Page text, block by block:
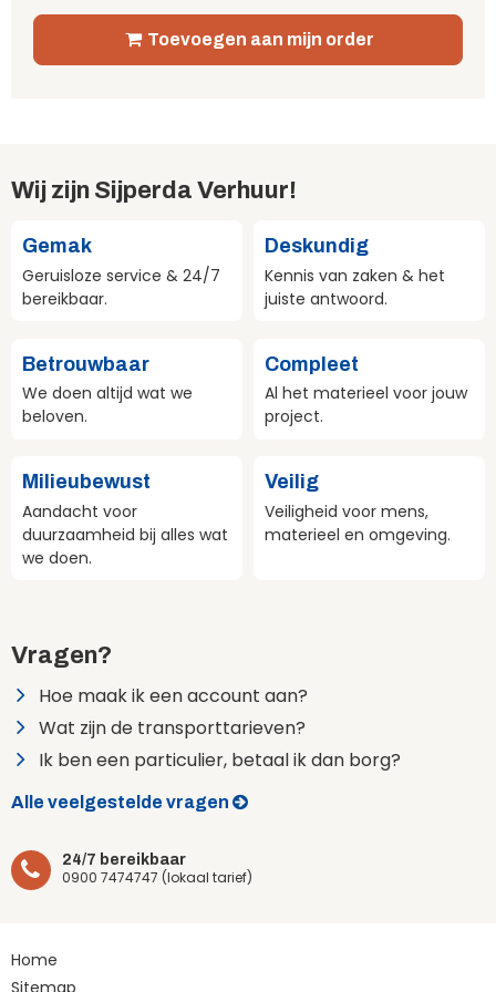
Toevoegen aan mijn order
Wij zijn Sijperda Verhuur!
Gemak
Geruisloze service & 24/7
bereikbaar.
Deskundig
Kennis van zaken & het
juiste antwoord.
Betrouwbaar
We doen altijd wat we
beloven.
Compleet
Al het materieel voor jouw
project.
Milieubewust
Aandacht voor
duurzaamheid bij alles wat
we doen.
Veilig
Veiligheid voor mens,
materieel en omgeving.
Vragen?
Hoe maak ik een account aan?
Wat zijn de transporttarieven?
Ik ben een particulier, betaal ik dan borg?
Alle veelgestelde vragen
24/7 bereikbaar
0900 7474747 (lokaal tarief)
Home
Sitemap